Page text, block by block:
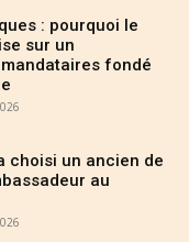
: pourquoi le
sur un
fondé
choisi un ancien de
au